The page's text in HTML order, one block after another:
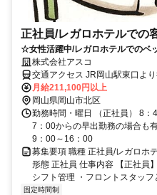
正社員/レガロホテルでの
☆女性活躍中/レガロホテルでのベ
株式会社アスコ
交通アクセス JR岡山駅東口よ
月給211,100円以上
岡山県岡山市北区
勤務時間・曜日 （正社員） 8：
7：00からの早出勤務の場合も
9：00～16：00
募集要項 職種 正社員/レガロホ
形態 正社員 仕事内容 【正社員
シフト管理 ・フロントスタッ
固定時間制